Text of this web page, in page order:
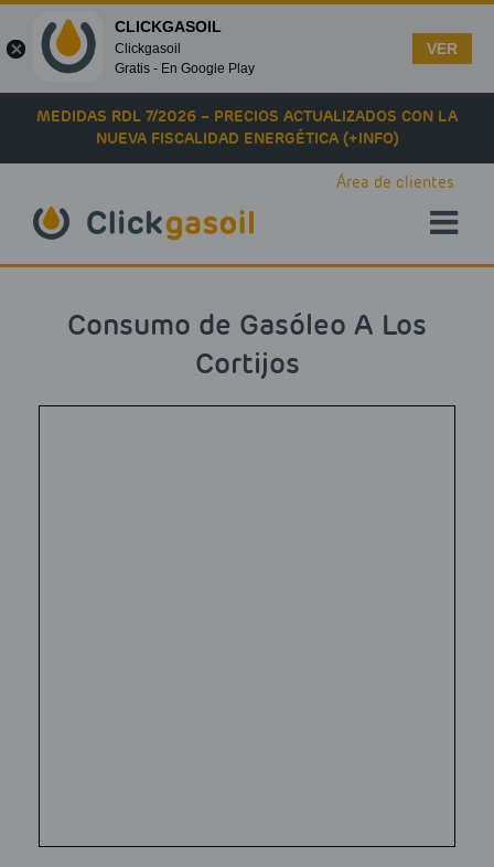
Skip to main content
MEDIDAS RDL 7/2026 – PRECIOS ACTUALIZADOS CON LA
NUEVA FISCALIDAD ENERGÉTICA (+INFO)
Área de clientes
Consumo de Gasóleo A Los
Cortijos
CLICKGASOIL
Clickgasoil
Gratis - En Google Play
VER